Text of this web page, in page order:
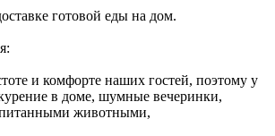
готовой еды на дом.
и комфорте наших гостей, поэтому у
в доме, шумные вечеринки,
животными,